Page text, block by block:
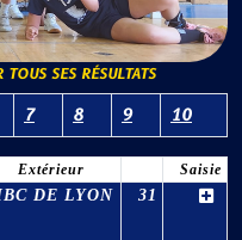
SES RÉSULTATS
7 8 9 10
Extérieur Saisie
DE LYON 31